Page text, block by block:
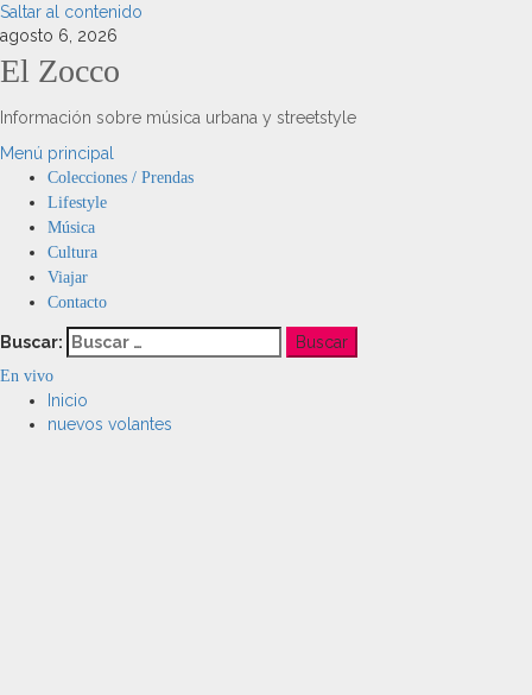
Saltar al contenido
agosto 6, 2026
El Zocco
Información sobre música urbana y streetstyle
Menú principal
Colecciones / Prendas
Lifestyle
Música
Cultura
Viajar
Contacto
Buscar:
En vivo
Inicio
nuevos volantes